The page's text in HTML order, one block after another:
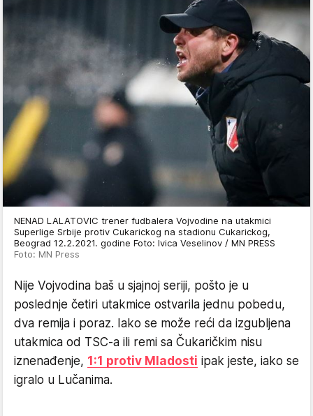
NENAD LALATOVIC trener fudbalera Vojvodine na utakmici
Superlige Srbije protiv Cukarickog na stadionu Cukarickog,
Beograd 12.2.2021. godine Foto: Ivica Veselinov / MN PRESS
Foto: MN Press
Nije Vojvodina baš u sjajnoj seriji, pošto je u
poslednje četiri utakmice ostvarila jednu pobedu,
dva remija i poraz. Iako se može reći da izgubljena
utakmica od TSC-a ili remi sa Čukaričkim nisu
iznenađenje, 1:1 protiv Mladosti ipak jeste, iako se
igralo u Lučanima.